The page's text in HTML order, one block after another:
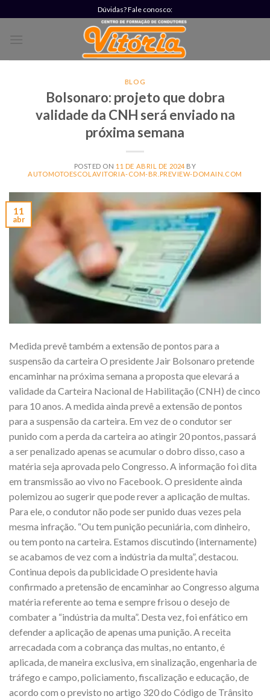
to
Dúvidas? Fale conosco:
BLOG
Bolsonaro: projeto que dobra
validade da CNH será enviado na
próxima semana
POSTED ON 11 DE ABRIL DE 2024 BY
AUTOMOTOESCOLAVITORIA-COM-BR.PREVIEW-DOMAIN.COM
11
abr
Medida prevê também a extensão de pontos para a
suspensão da carteira O presidente Jair Bolsonaro pretende
encaminhar na próxima semana a proposta que elevará a
validade da Carteira Nacional de Habilitação (CNH) de cinco
para 10 anos. A medida ainda prevê a extensão de pontos
para a suspensão da carteira. Em vez de o condutor ser
punido com a perda da carteira ao atingir 20 pontos, passará
a ser penalizado apenas se acumular o dobro disso, caso a
matéria seja aprovada pelo Congresso. A informação foi dita
em transmissão ao vivo no Facebook. O presidente ainda
polemizou ao sugerir que pode rever a aplicação de multas.
Para ele, o condutor não pode ser punido duas vezes pela
mesma infração. “Ou tem punição pecuniária, com dinheiro,
ou tem ponto na carteira. Estamos discutindo (internamente)
se acabamos de vez com a indústria da multa”, destacou.
Continua depois da publicidade O presidente havia
confirmado a pretensão de encaminhar ao Congresso alguma
matéria referente ao tema e sempre frisou o desejo de
combater a “indústria da multa”. Desta vez, foi enfático em
defender a aplicação de apenas uma punição. A receita
arrecadada com a cobrança das multas, no entanto, é
aplicada, de maneira exclusiva, em sinalização, engenharia de
tráfego e campo, policiamento, fiscalização e educação, de
acordo com o previsto no artigo 320 do Código de Trânsito